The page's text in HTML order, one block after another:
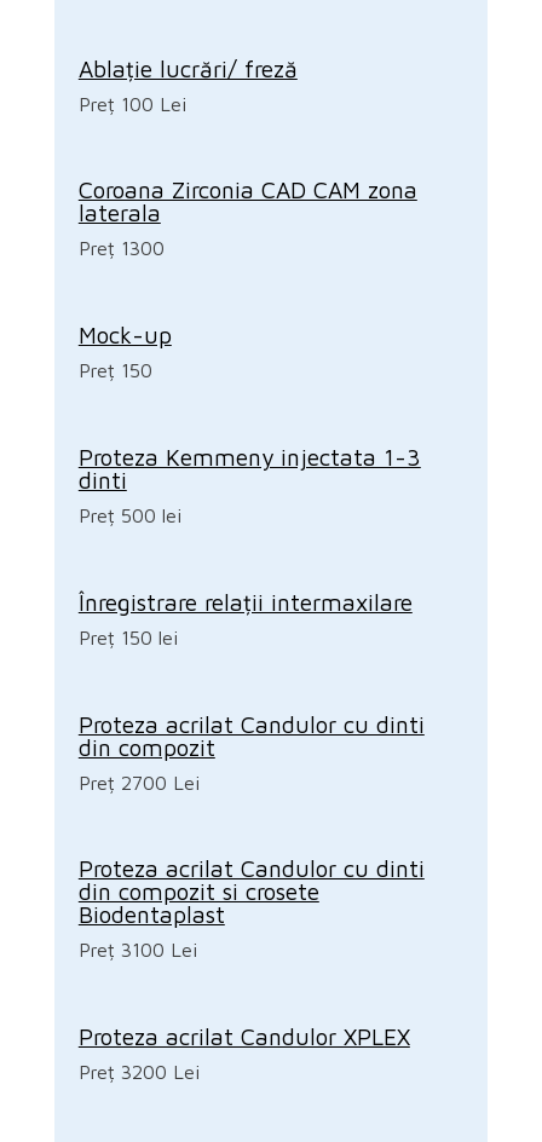
Ablație lucrări/ freză
Preț 100 Lei
Coroana Zirconia CAD CAM zona
laterala
Preț 1300
Mock-up
Preț 150
Proteza Kemmeny injectata 1-3
dinti
Preț 500 lei
Înregistrare relații intermaxilare
Preț 150 lei
Proteza acrilat Candulor cu dinti
din compozit
Preț 2700 Lei
Proteza acrilat Candulor cu dinti
din compozit si crosete
Biodentaplast
Preț 3100 Lei
Proteza acrilat Candulor XPLEX
Preț 3200 Lei